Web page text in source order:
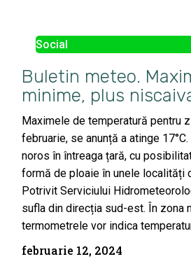
Social
Buletin meteo.
minime, plus
Maximele de temperatură pentru
februarie, se anunță a atinge
noros în întreaga țară, cu
formă de ploaie în unele localități
Potrivit Serviciului
sufla din direcția sud-est. În zona
termometrele vor indica
februarie 12, 2024